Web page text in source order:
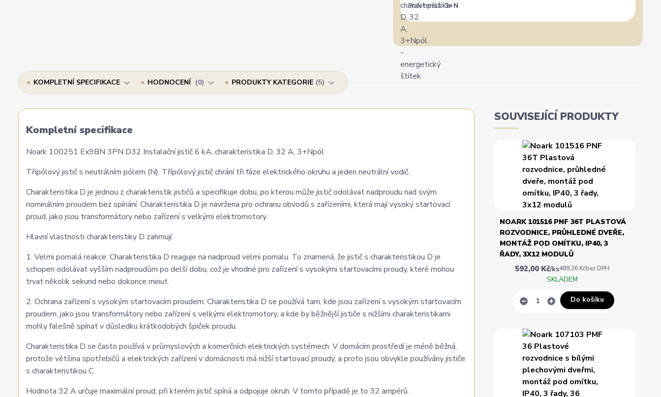
Počet pólů: 3+N
KOMPLETNÍ SPECIFIKACE HODNOCENÍ 0 PRODUKTY KATEGORIE 5
Kompletní specifikace
Noark 100251 Ex9BN 3PN D32 Instalační jistič 6 kA, charakteristika D, 32 A, 3+Npól
Třípólový jistič s neutrálním pólem (N). Třípólový jistič chrání tři fáze elektrického okruhu a jeden neutrální vodič.
Charakteristika D je jednou z charakteristik jističů a specifikuje dobu, po kterou může jistič odolávat nadproudu nad svým
nominálním proudem bez spínání. Charakteristika D je navržena pro ochranu obvodů s zařízeními, která mají vysoký startovací
proud, jako jsou transformátory nebo zařízení s velkými elektromotory.
Hlavní vlastnosti charakteristiky D zahrnují:
1. Velmi pomalá reakce: Charakteristika D reaguje na nadproud velmi pomalu. To znamená, že jistič s charakteristikou D je
schopen odolávat vyšším nadproudům po delší dobu, což je vhodné pro zařízení s vysokými startovacími proudy, které mohou
trvat několik sekund nebo dokonce minut.
2. Ochrana zařízení s vysokým startovacím proudem: Charakteristika D se používá tam, kde jsou zařízení s vysokým startovacím
proudem, jako jsou transformátory nebo zařízení s velkými elektromotory, a kde by běžnější jističe s nižšími charakteristikami
mohly falešně spínat v důsledku krátkodobých špiček proudu.
Charakteristika D se často používá v průmyslových a komerčních elektrických systémech. V domácím prostředí je méně běžná,
protože většina spotřebičů a elektrických zařízení v domácnosti má nižší startovací proudy, a proto jsou obvykle používány jističe
s charakteristikou C.
Hodnota 32 A určuje maximální proud, při kterém jistič spíná a odpojuje okruh. V tomto případě je to 32 ampérů.
SOUVISEJÍCÍ PRODUKTY
NOARK 101516 PNF 36T PLASTOVÁ
ROZVODNICE, PRŮHLEDNÉ DVEŘE,
MONTÁŽ POD OMÍTKU, IP40, 3
ŘADY, 3X12 MODULŮ
592,00 Kč/ks489,26 Kčbez DPH
SKLADEM
Do košíku